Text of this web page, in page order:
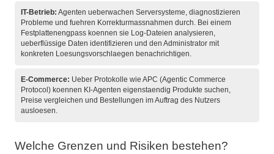
IT-Betrieb: Agenten ueberwachen Serversysteme, diagnostizieren
Probleme und fuehren Korrekturmassnahmen durch. Bei einem
Festplattenengpass koennen sie Log-Dateien analysieren,
ueberflüssige Daten identifizieren und den Administrator mit
konkreten Loesungsvorschlaegen benachrichtigen.
E-Commerce: Ueber Protokolle wie APC (Agentic Commerce
Protocol) koennen KI-Agenten eigenstaendig Produkte suchen,
Preise vergleichen und Bestellungen im Auftrag des Nutzers
ausloesen.
Welche Grenzen und Risiken bestehen?